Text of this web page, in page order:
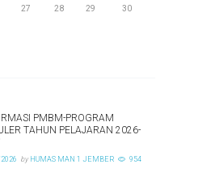
27 28 29 30
PMBM-PROGRAM
TAHUN PELAJARAN 2026-
by HUMAS MAN 1 JEMBER 954